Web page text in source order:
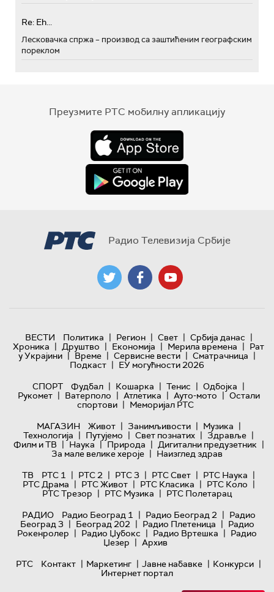
Re: Eh...
Лесковачка спржа – производ са заштићеним географским
пореклом
Преузмите РТС мобилну апликацију
Радио Телевизија Србије
ВЕСТИ Политика | Регион | Свет | Србија данас |
Хроника | Друштво | Економија | Мерила времена | Рат
у Украјини | Време | Сервисне вести | Сматрачница |
Подкаст | ЕУ могућности 2026
СПОРТ
Фудбал | Кошарка | Тенис | Одбојка |
Рукомет | Ватерполо | Атлетика | Ауто-мото | Остали
спортови | Меморијал РТС
МАГАЗИН
Живот | Занимљивости | Музика |
Технологијa | Путујемо | Свет познатих | Здравље |
Филм и ТВ | Наука | Природа | Дигитални предузетник |
За мале велике хероје | Наизглед здрав
ТВ
РТС 1 | РТС 2 | РТС 3 | РТС Свет | РТС Наука |
РТС Драма | РТС Живот | РТС Класика | РТС Коло |
РТС Трезор | РТС Музика | РТС Полетарац
РАДИО
Радио Београд 1 | Радио Београд 2 | Радио
Београд 3 | Београд 202 | Радио Плетеница | Радио
Рокенролер | Радио Џубокс | Радио Вртешка | Радио
Џезер | Архив
РТС
Контакт | Маркетинг | Јавне набавке | Конкурси |
Интернет портал